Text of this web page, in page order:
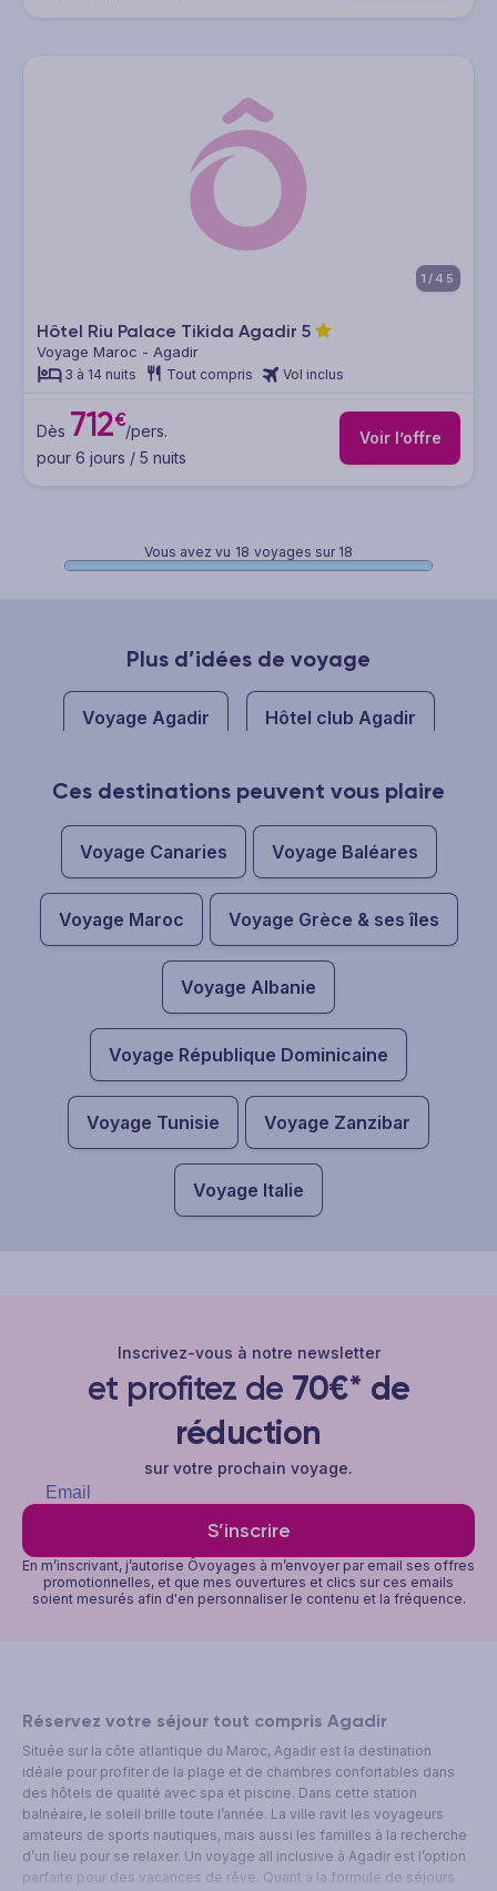
1/45
Hôtel Riu Palace Tikida Agadir 5
Voyage Maroc - Agadir
3 à 14 nuits Tout compris Vol inclus
Dès 712€/pers.
pour 6 jours / 5 nuits
Voir l’offre
Vous avez vu 18 voyages sur 18
Plus d’idées de voyage
Voyage Agadir Hôtel club Agadir
Ces destinations peuvent vous plaire
Voyage Canaries Voyage Baléares
Voyage Maroc Voyage Grèce & ses îles
Voyage Albanie
Voyage République Dominicaine
Voyage Tunisie Voyage Zanzibar
Voyage Italie
Inscrivez-vous à notre newsletter
et profitez de 70€* de
réduction
sur votre prochain voyage.
S’inscrire
En m’inscrivant, j’autorise Ôvoyages à m’envoyer par email ses offres
promotionnelles, et que mes ouvertures et clics sur ces emails
soient mesurés afin d'en personnaliser le contenu et la fréquence.
Réservez votre séjour tout compris Agadir
Située sur la côte atlantique du Maroc, Agadir est la destination
idéale pour profiter de la plage et de chambres confortables dans
des hôtels de qualité avec spa et piscine. Dans cette station
balnéaire, le soleil brille toute l’année. La ville ravit les voyageurs
amateurs de sports nautiques, mais aussi les familles à la recherche
d’un lieu pour se relaxer. Un voyage all inclusive à Agadir est l’option
parfaite pour des vacances de rêve. Quant à la formule de séjours